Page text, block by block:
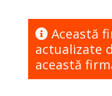
Această
actualizate
această